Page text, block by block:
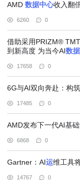
AMD 数据中心收入翻
6260 0
借助采用PRIZM®
到新高度 为当今AI数
17658 0
6G与AI双向奔赴：构
17485 0
AMD发布下一代AI基
6868 0
Gartner：AI运维工具
14767 0